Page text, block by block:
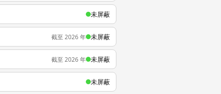
未屏蔽
截至 2026 年 未屏蔽
截至 2026 年 未屏蔽
未屏蔽